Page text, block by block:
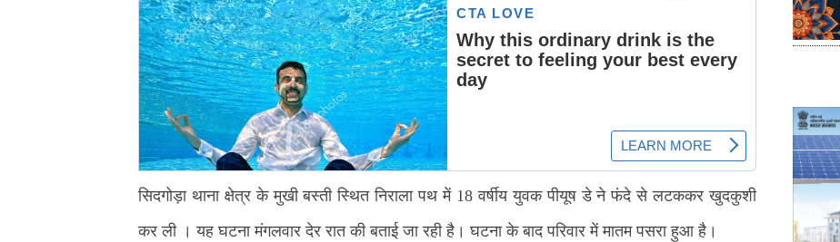
सिदगोड़ा थाना क्षेत्र के मुखी बस्ती स्थित निराला पथ में 18 वर्षीय युवक पीयूष डे ने फंदे से लटककर खुदकुशी
कर ली । यह घटना मंगलवार देर रात की बताई जा रही है। घटना के बाद परिवार में मातम पसरा हुआ है।